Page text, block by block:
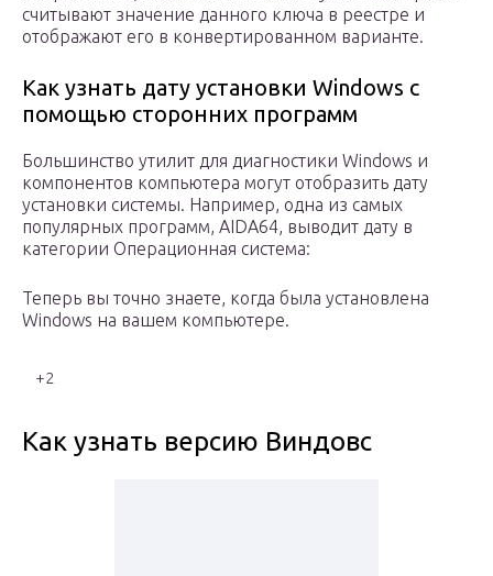
считывают значение данного ключа в реестре и
отображают его в конвертированном варианте.
Как узнать дату установки Windows с
помощью сторонних программ
Большинство утилит для диагностики Windows и
компонентов компьютера могут отобразить дату
установки системы. Например, одна из самых
популярных программ, AIDA64, выводит дату в
категории Операционная система:
Теперь вы точно знаете, когда была установлена
Windows на вашем компьютере.
+2
Как узнать версию Виндовс